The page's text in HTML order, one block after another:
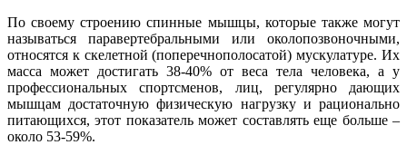
По своему строению спинные мышцы, которые также могут
называться паравертебральными или околопозвоночными,
относятся к скелетной (поперечнополосатой) мускулатуре. Их
масса может достигать 38-40% от веса тела человека, а у
профессиональных спортсменов, лиц, регулярно дающих
мышцам достаточную физическую нагрузку и рационально
питающихся, этот показатель может составлять еще больше –
около 53-59%.